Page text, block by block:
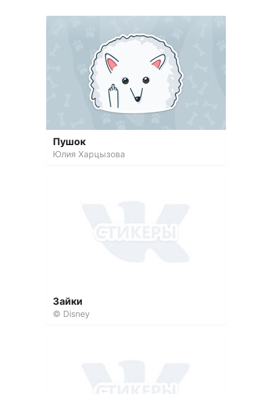
Пушок
Юлия Харцызова
Зайки
© Disney